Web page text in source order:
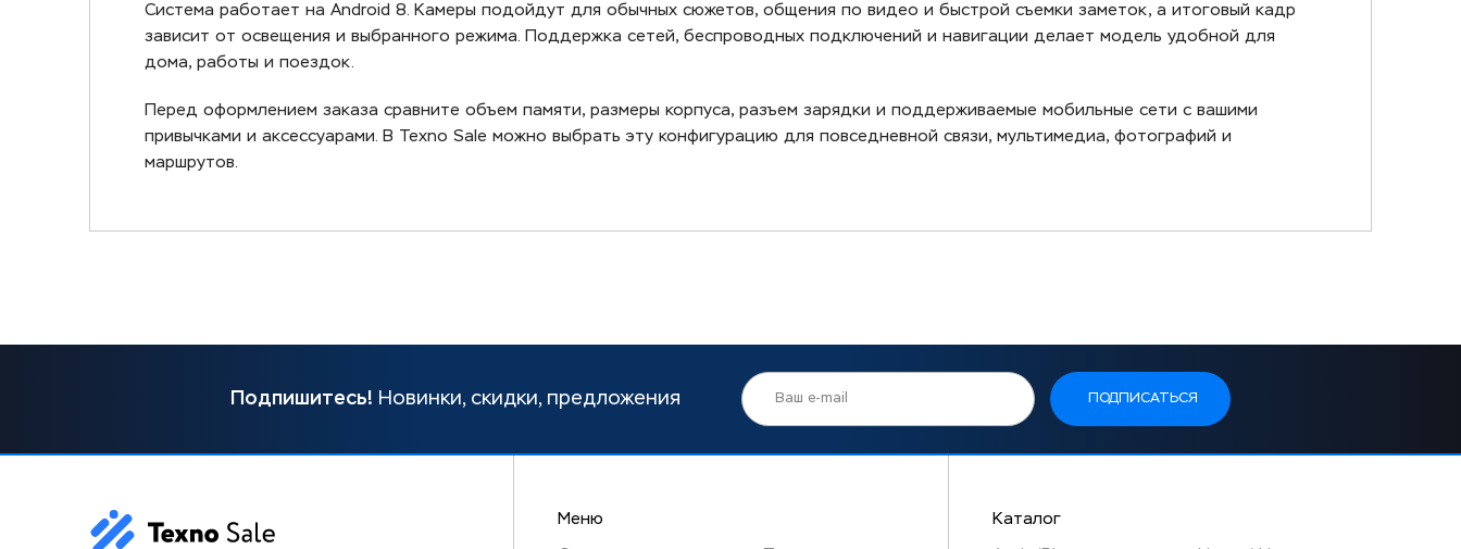
Система работает на Android 8. Камеры подойдут для обычных сюжетов, общения по видео и быстрой съемки заметок, а итоговый кадр
зависит от освещения и выбранного режима. Поддержка сетей, беспроводных подключений и навигации делает модель удобной для
дома, работы и поездок.
Перед оформлением заказа сравните объем памяти, размеры корпуса, разъем зарядки и поддерживаемые мобильные сети с вашими
привычками и аксессуарами. В Texno Sale можно выбрать эту конфигурацию для повседневной связи, мультимедиа, фотографий и
маршрутов.
Подпишитесь! Новинки, скидки, предложения
Меню Каталог